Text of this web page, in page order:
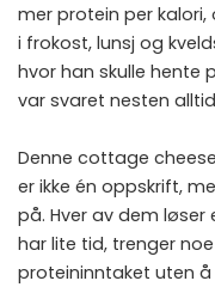
mer protein per
i frokost, lunsj og
hvor han skulle hente
var svaret nesten
Denne cottage
er ikke én oppskrift,
på. Hver av dem
har lite tid, trenger
proteininntaket uten